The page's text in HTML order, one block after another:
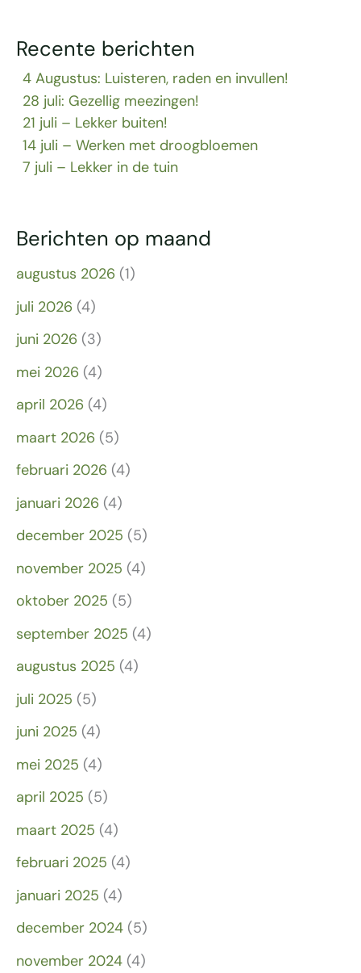
Recente berichten
4 Augustus: Luisteren, raden en invullen!
28 juli: Gezellig meezingen!
21 juli – Lekker buiten!
14 juli – Werken met droogbloemen
7 juli – Lekker in de tuin
Berichten op maand
augustus 2026 (1)
juli 2026 (4)
juni 2026 (3)
mei 2026 (4)
april 2026 (4)
maart 2026 (5)
februari 2026 (4)
januari 2026 (4)
december 2025 (5)
november 2025 (4)
oktober 2025 (5)
september 2025 (4)
augustus 2025 (4)
juli 2025 (5)
juni 2025 (4)
mei 2025 (4)
april 2025 (5)
maart 2025 (4)
februari 2025 (4)
januari 2025 (4)
december 2024 (5)
november 2024 (4)